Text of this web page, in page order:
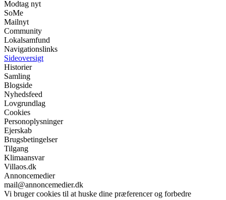
Modtag nyt
SoMe
Mailnyt
Community
Lokalsamfund
Navigationslinks
Sideoversigt
Historier
Samling
Blogside
Nyhedsfeed
Lovgrundlag
Cookies
Personoplysninger
Ejerskab
Brugsbetingelser
Tilgang
Klimaansvar
Villaos.dk
Annoncemedier
mail@annoncemedier.dk
Vi bruger cookies til at huske dine præferencer og forbedre